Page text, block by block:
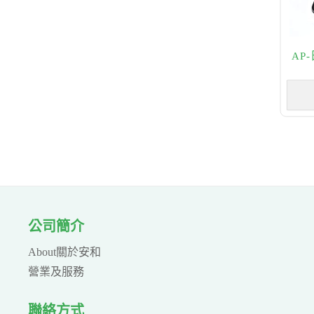
AP-
公司簡介
About關於安和
營業及服務
聯絡方式